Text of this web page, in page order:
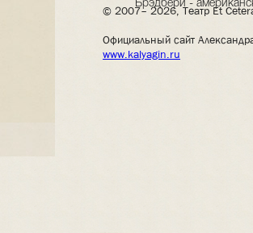
Брэдбери -
© 2007– 2026, Театр Et
Официальный сайт
www.kalyagin.ru